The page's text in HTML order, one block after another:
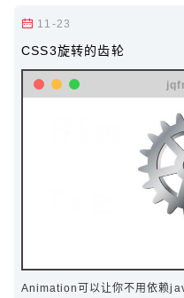
11-23
CSS3旋转的齿轮
Animation可以让你不用依赖